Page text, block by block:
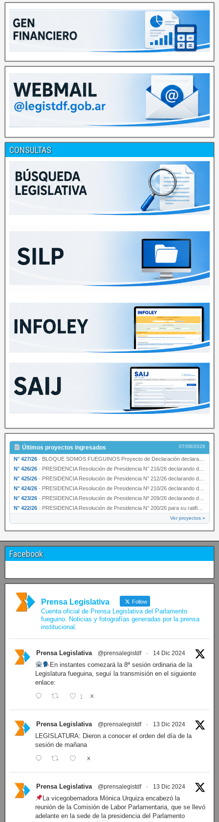
CONSULTAS
Últimos proyectos ingresados 07/08/2026
N° 427/26 · BLOQUE SOMOS FUEGUINOS Proyecto de Declaración declarando de interés provincial PRESIDENCI…
N° 426/26 · PRESIDENCIA Resolución de Presidencia N° 216/26 declarando de interés provincial la labor …
N° 425/26 · PRESIDENCIA Resolución de Presidencia N° 212/26 declarando de interés provincial el “50° A…
N° 424/26 · PRESIDENCIA Resolución de Presidencia Nº 210/26 declarando de interés provincial el proyec…
N° 423/26 · PRESIDENCIA Resolución de Presidencia Nº 209/26 declarando de interés provincial la presen…
N° 422/26 · PRESIDENCIA Resolución de Presidencia N° 200/26 para su ratificación.
Ver proyectos »
Facebook
Prensa Legislativa Follow
Cuenta oficial de Prensa Legislativa del Parlamento
fueguino. Noticias y fotografías generadas por la prensa
institucional.
Prensa Legislativa @prensalegistdf · 14 Dic 2024
En instantes comezará la 8ª sesión ordinaria de la
Legislatura fueguina, seguí la transmisión en el siguiente
enlace:
1 X
Prensa Legislativa @prensalegistdf · 13 Dic 2024
LEGISLATURA: Dieron a conocer el orden del día de la
sesión de mañana
X
Prensa Legislativa @prensalegistdf · 13 Dic 2024
La vicegobernadora Mónica Urquiza encabezó la
reunión de la Comisión de Labor Parlamentaria, que se llevó
adelante en la sede de la presidencia del Parlamento